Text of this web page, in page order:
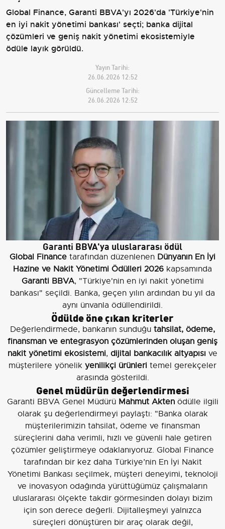
Global Finance, Garanti BBVA'yı 2026'da 'Türkiye'nin
en iyi nakit yönetimi bankası' seçti; banka dijital
çözümleri ve geniş nakit yönetimi ekosistemiyle
ödüle layık görüldü.
Yayın Tarihi:
26.06.2026 12:52
Güncelleme Tarihi:
26.06.2026 12:52
Garanti BBVA'ya uluslararası ödül
Global Finance tarafından düzenlenen Dünyanın En İyi
Hazine ve Nakit Yönetimi Ödülleri 2026 kapsamında
Garanti BBVA, "Türkiye'nin en iyi nakit yönetimi
bankası" seçildi. Banka, geçen yılın ardından bu yıl da
aynı ünvanla ödüllendirildi.
Ödülde öne çıkan kriterler
Değerlendirmede, bankanın sunduğu tahsilat, ödeme,
finansman ve entegrasyon çözümlerinden oluşan geniş
nakit yönetimi ekosistemi, dijital bankacılık altyapısı ve
müşterilere yönelik yenilikçi ürünleri temel gerekçeler
arasında gösterildi.
Genel müdürün değerlendirmesi
Garanti BBVA Genel Müdürü Mahmut Aktenödülle ilgili
olarak şu değerlendirmeyi paylaştı: "Banka olarak
müşterilerimizin tahsilat, ödeme ve finansman
süreçlerini daha verimli, hızlı ve güvenli hale getiren
çözümler geliştirmeye odaklanıyoruz. Global Finance
tarafından bir kez daha Türkiye’nin En İyi Nakit
Yönetimi Bankası seçilmek, müşteri deneyimi, teknoloji
ve inovasyon odağında yürüttüğümüz çalışmaların
uluslararası ölçekte takdir görmesinden dolayı bizim
için son derece değerli. Dijitalleşmeyi yalnızca
süreçleri dönüştüren bir araç olarak değil,